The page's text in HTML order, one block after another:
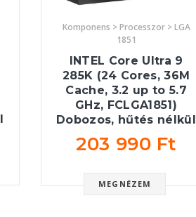
Komponens > Processzor > LGA
1851
INTEL Core Ultra 9
285K (24 Cores, 36M
Cache, 3.2 up to 5.7
GHz, FCLGA1851)
Dobozos, hűtés nélkül
203 990 Ft
MEGNÉZEM